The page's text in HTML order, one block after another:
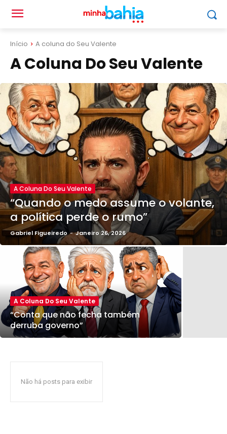
Início A coluna do Seu Valente
A Coluna Do Seu Valente
A Coluna Do Seu Valente
“Quando o medo assume o volante,
a política perde o rumo”
Gabriel Figueiredo - Janeiro 26, 2026
A Coluna Do Seu Valente
“Conta que não fecha também
derruba governo”
Não há posts para exibir